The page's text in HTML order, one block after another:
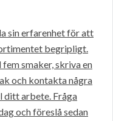
sin erfarenhet för att
begripligt.
smaker, skriva en
och kontakta några
ditt arbete. Fråga
och föreslå sedan